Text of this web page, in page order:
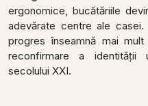
ergonomice, bucătăriile
adevărate centre ale
progres înseamnă mai
reconfirmare a identității
secolului XXI.